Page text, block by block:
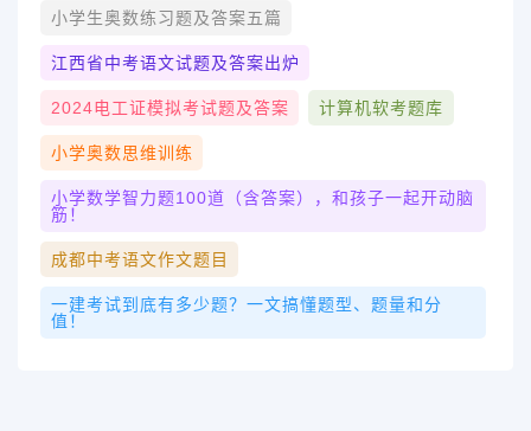
小学生奥数练习题及答案五篇
江西省中考语文试题及答案出炉
2024电工证模拟考试题及答案 计算机软考题库
小学奥数思维训练
小学数学智力题100道（含答案），和孩子一起开动脑
筋！
成都中考语文作文题目
一建考试到底有多少题？一文搞懂题型、题量和分
值！